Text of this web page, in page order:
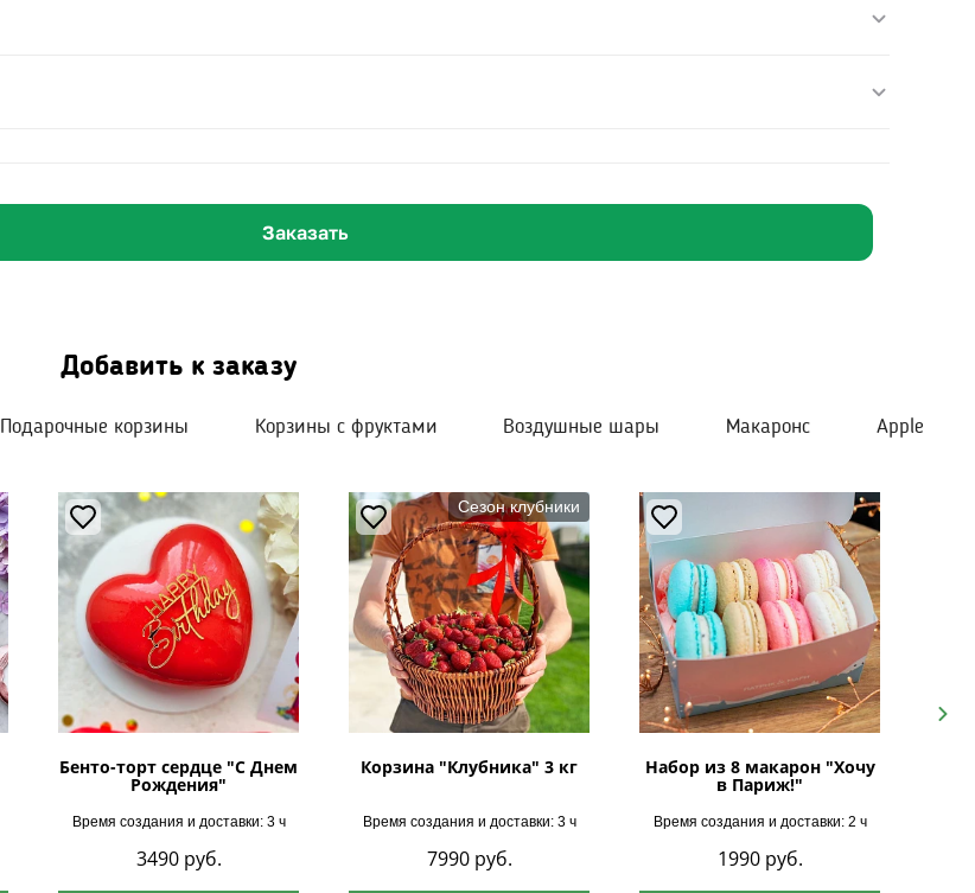
Заказать
Добавить к заказу
Подарочные корзины Корзины с фруктами Воздушные шары Макаронс Apple
Бенто-торт сердце "С Днем
Рождения"
Время создания и доставки: 3 ч
3490 руб.
Сезон клубники
Корзина "Клубника" 3 кг
Время создания и доставки: 3 ч
7990 руб.
Набор из 8 макарон "Хочу
в Париж!"
Время создания и доставки: 2 ч
1990 руб.
Next